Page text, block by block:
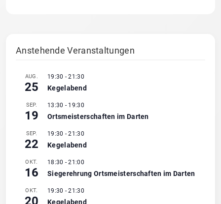
Anstehende Veranstaltungen
AUG.
25
19:30 -21:30
Kegelabend
SEP.
19
13:30 - 19:30
Ortsmeisterschaften im Darten
SEP.
22
19:30 -21:30
Kegelabend
OKT.
16
18:30 -21:00
Siegerehrung Ortsmeisterschaften im Darten
OKT.
20
19:30 -21:30
Kegelabend